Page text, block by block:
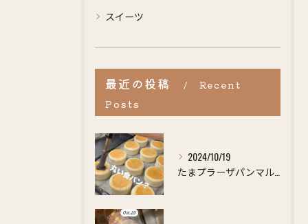
スイーツ
最近の投稿
Recent
Posts
2024/10/19